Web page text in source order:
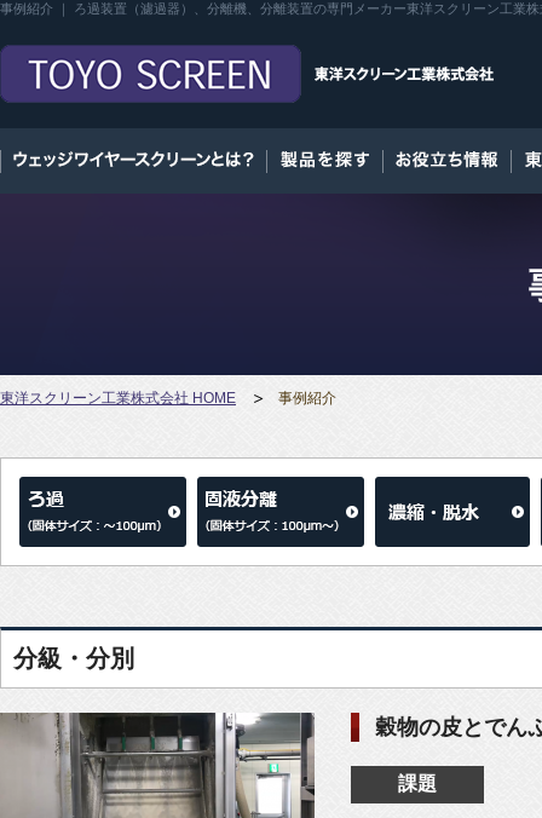
事例紹介 ｜ ろ過装置（濾過器）、分離機、分離装置の専門メーカー東洋スクリーン工業
東洋スクリーン工業株式会社 HOME 事例紹介
分級・分別
穀物の皮とでん
課題